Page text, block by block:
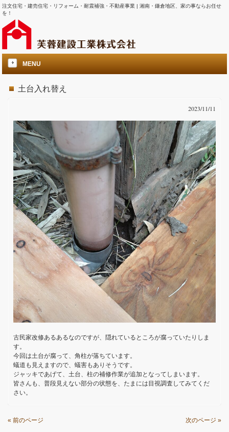
注文住宅・建売住宅・リフォーム・耐震補強・不動産事業 | 湘南・鎌倉地区、家の事ならお任せ
を！
MENU
土台入れ替え
2023/11/11
古民家改修あるあるなのですが、隠れているところが腐っていたりしま
す。
今回は土台が腐って、角柱が落ちています。
蟻道も見えますので、蟻害もありそうです。
ジャッキであげて、土台、柱の補修作業が追加となってしまいます。
皆さんも、普段見えない部分の状態を、たまには目視調査してみてくだ
さい。
« 前のページ 次のページ »